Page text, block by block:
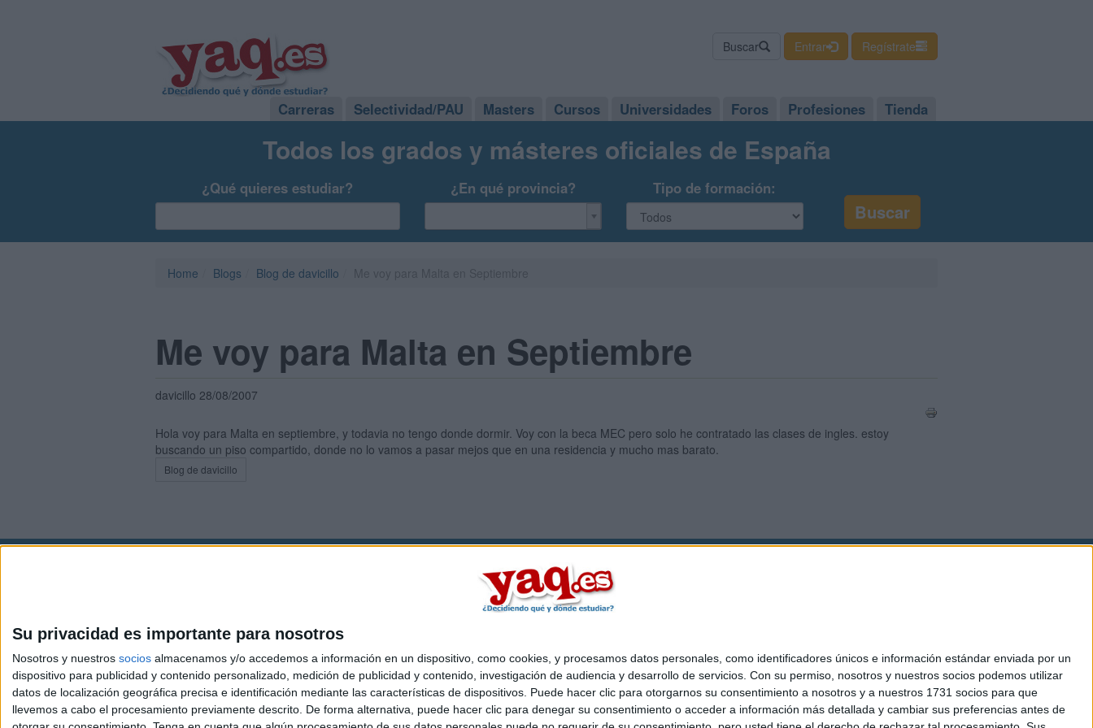
Su privacidad es importante para nosotros
Nosotros y nuestros socios almacenamos y/o accedemos a información en un dispositivo, como cookies, y procesamos datos personales, como identificadores únicos e información estándar enviada por un
dispositivo para publicidad y contenido personalizado, medición de publicidad y contenido, investigación de audiencia y desarrollo de servicios. Con su permiso, nosotros y nuestros socios podemos utilizar
datos de localización geográfica precisa e identificación mediante las características de dispositivos. Puede hacer clic para otorgarnos su consentimiento a nosotros y a nuestros 1731 socios para que
llevemos a cabo el procesamiento previamente descrito. De forma alternativa, puede hacer clic para denegar su consentimiento o acceder a información más detallada y cambiar sus preferencias antes de
Buscar Entrar Regístrate
Carreras Selectividad/PAU Masters Cursos Universidades Foros Profesiones Tienda
Todos los grados y másteres oficiales de España
¿Qué quieres estudiar? ¿En qué provincia? Tipo de formación:
Home Blogs Blog de davicillo
Me voy para Malta en Septiembre
davicillo 28/08/2007
Hola voy para Malta en septiembre, y todavia no tengo donde dormir. Voy con la beca MEC pero solo he contratado las clases de ingles. estoy
buscando un piso compartido, donde no lo vamos a pasar mejos que en una residencia y mucho mas barato.
Blog de davicillo
Quiénes somos|Contactar|
Politica de privacidad|Condiciones generales
© 2003-2026Compás Mediterráneo S.L.